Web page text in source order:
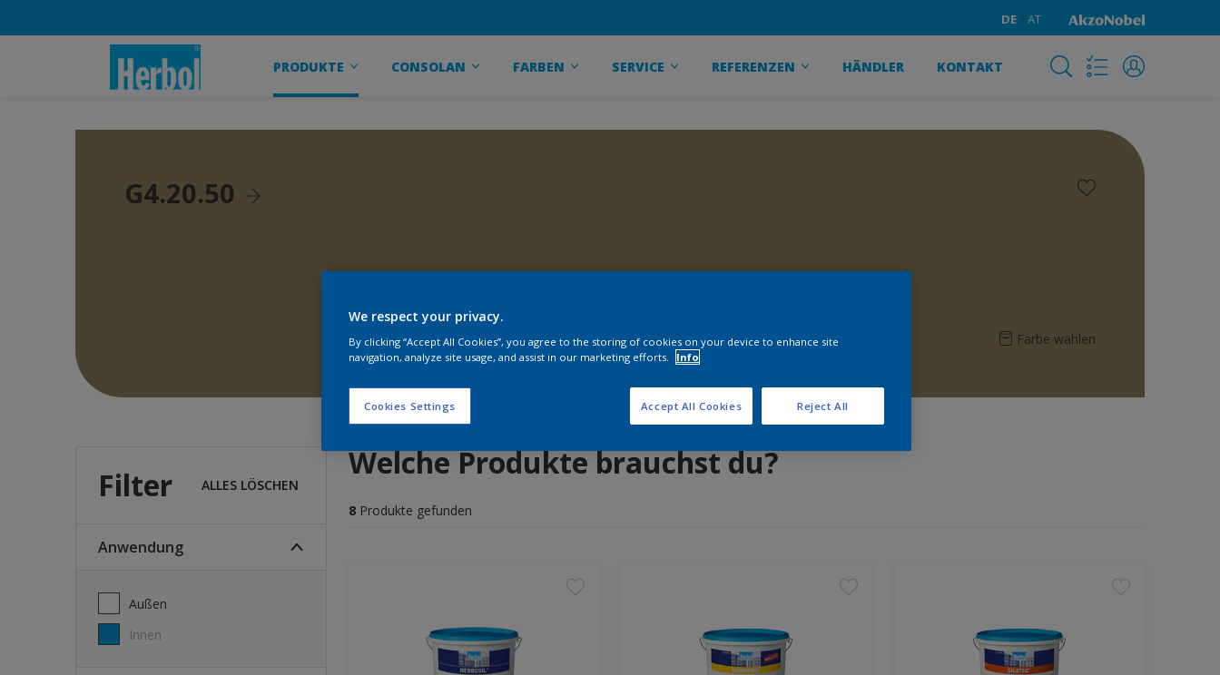
DE AT
PRODUKTE CONSOLAN FARBEN SERVICE REFERENZEN HÄNDLER KONTAKT
G4.20.50
Farbe wählen
Filter ALLES LÖSCHEN
Anwendung
Außen
Innen
Welche Produkte brauchst du?
8 Produkte gefunden
We respect your privacy.
By clicking “Accept All Cookies”, you agree to the storing of cookies on your device to enhance site
navigation, analyze site usage, and assist in our marketing efforts.
Info
Cookies Settings Reject All
Accept All Cookies